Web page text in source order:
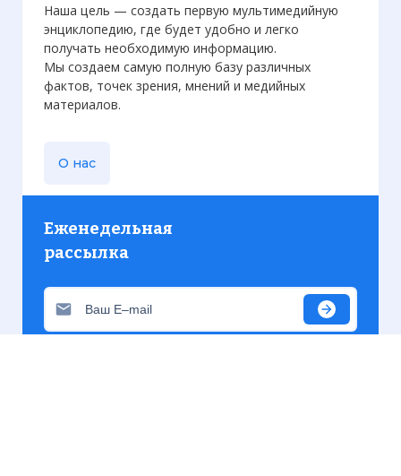
Наша цель — создать первую мультимедийную
энциклопедию, где будет удобно и легко
получать необходимую информацию.
Мы создаем самую полную базу различных
фактов, точек зрения, мнений и медийных
материалов.
О нас
Еженедельная
рассылка